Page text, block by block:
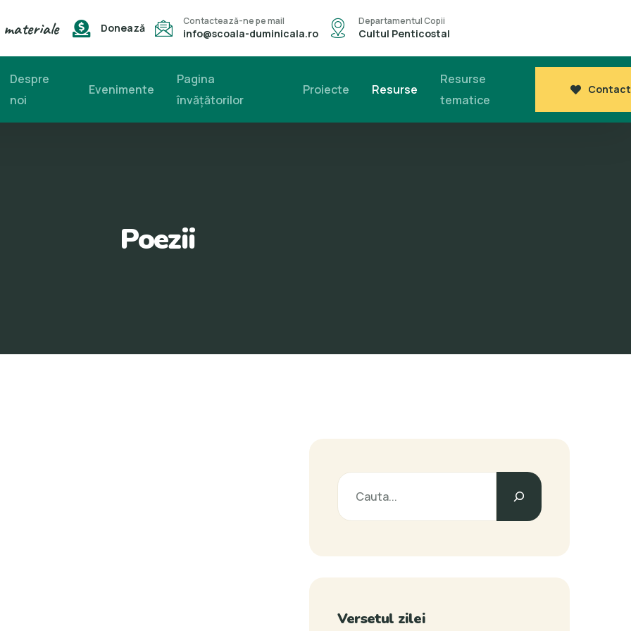
Donează
Contactează-ne pe mail
info@scoala-duminicala.ro
Departamentul Copii
Cultul Penticostal
Despre
noi
Evenimente
Pagina
învăţătorilor
Proiecte Resurse
Resurse
tematice
Contact
Poezii
Caută
Versetul zilei